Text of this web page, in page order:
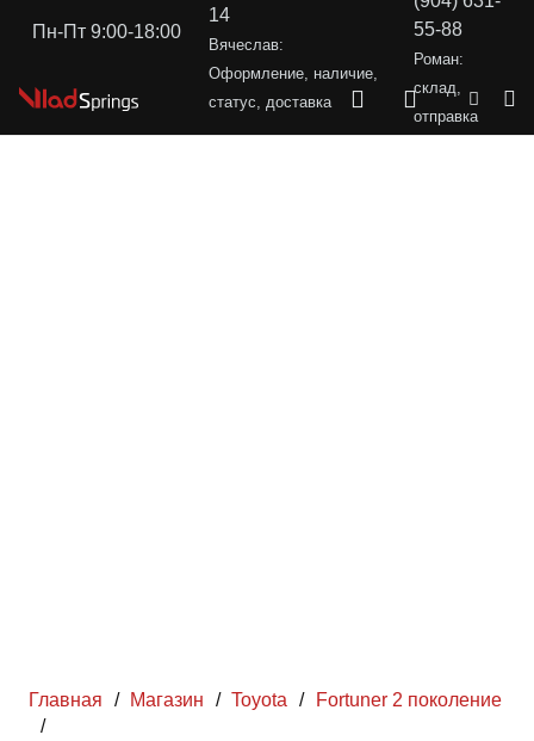
Пн-Пт 9:00-18:00
14
Вячеслав:
Оформление, наличие,
статус, доставка
55-88
Роман:
склад,
отправка
Главная / Магазин / Toyota /
Fortuner 2 поколение
/